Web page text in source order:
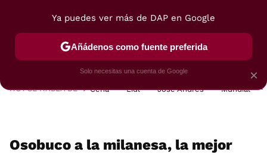
POSTRES VIAJES SELECCIÓN VEGUI
HOY SE HABLA DE Cena Lidl José Andrés Mundial
Osobuco a la milanesa, la mejor
×
Ya puedes ver más de DAP en Google
Añádenos como fuente preferida
Solo necesitas una cuenta de Google